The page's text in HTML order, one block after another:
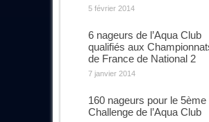
5 février 2014
6 nageurs de l’Aqua Club
qualifiés aux
de France de National 2
7 janvier 2014
160 nageurs pour le 5ème
Challenge de l’Aqua Club